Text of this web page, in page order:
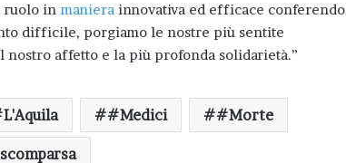
ruolo in maniera innovativa ed efficace conferendo
difficile, porgiamo le nostre più sentite
affetto e la più profonda solidarietà.”
#Medici #Morte